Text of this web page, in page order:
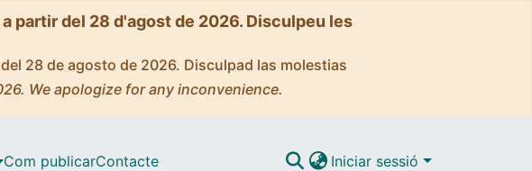
partir del 28 d'agost de 2026. Disculpeu les
28 de agosto de 2026. Disculpad las molestias
We apologize for any inconvenience.
Com publicarContacte Iniciar sessió